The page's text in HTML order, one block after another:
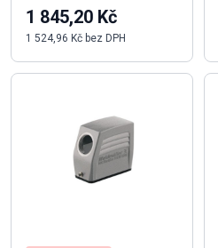
1 845,20 Kč
1 524,96 Kč bez DPH